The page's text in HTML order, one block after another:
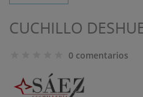
CUCHILLO
0 comentarios